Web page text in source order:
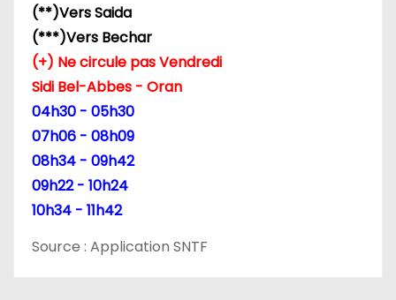
(**)Vers Saida
(***)Vers Bechar
(+) Ne circule pas Vendredi
Sidi Bel-Abbes - Oran
04h30 - 05h30
07h06 - 08h09
08h34 - 09h42
09h22 - 10h24
10h34 - 11h42
Source : Application SNTF